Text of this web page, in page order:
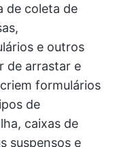
de coleta de
e outros
de arrastar e
formulários
de
caixas de
suspensos e